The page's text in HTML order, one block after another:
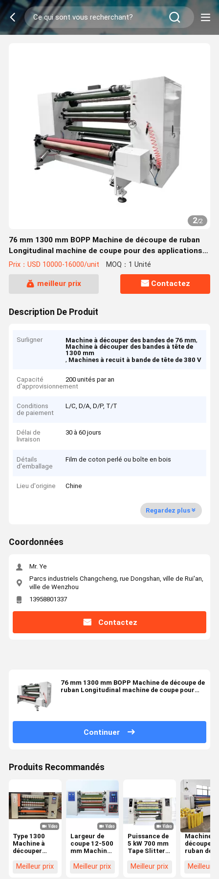
2/2
76 mm 1300 mm BOPP Machine de découpe de ruban
Longitudinal machine de coupe pour des applications
polyvalentes
Prix：USD 10000-16000/unit MOQ：1 Unité
meilleur prix Contactez
Description De Produit
Surligner Machine à découper des bandes de 76 mm,
Machine à découper des bandes à tête de
1300 mm
, Machines à recuit à bande de tête de 380 V
Capacité
d'approvisionnement
200 unités par an
Conditions
de paiement
L/C, D/A, D/P, T/T
Délai de
livraison
30 à 60 jours
Détails
d'emballage
Film de coton perlé ou boîte en bois
Lieu d'origine Chine
Regardez plus
Coordonnées
Mr. Ye
Parcs industriels Changcheng, rue Dongshan, ville de Rui'an,
ville de Wenzhou
13958801337
Contactez
76 mm 1300 mm BOPP Machine de découpe de
ruban Longitudinal machine de coupe pour
Continuer
Produits Recommandés
Type 1300
Machine à
découper
entièrement
Meilleur prix
Largeur de
coupe 12-500
mm Machine
bande BOPP
Meilleur prix
Puissance de
5 kW 700 mm
Tape Slitter
Largeur
Meilleur prix
Machine
découpe
ruban de
de
Meilleur